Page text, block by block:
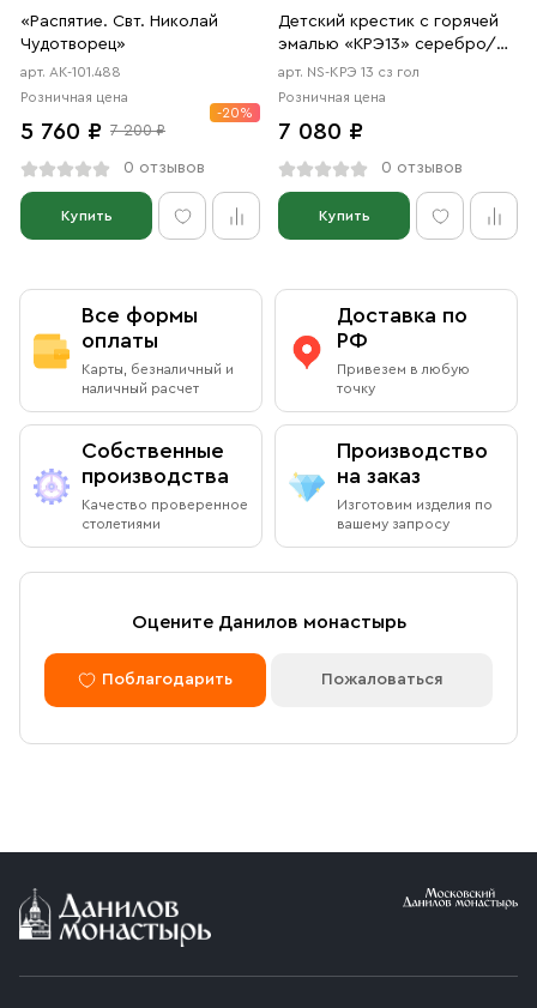
Крест — это главный символ христианской веры, а также
духовное орудие, защищающее от сил зла и греха.
Оградительная сила креста подчеркивается словами
краткой молитвы на обороте «Господи, спаси и сохрани мя
Размер: 2,95x1,55x0,2
«Распятие. Свт. Николай
Чудотворец»
арт. АК-101.488
Розничная цена
5 760 ₽ 7 200 ₽
-20%
0 отзывов
Купить
Детский крестик с горячей
эмалью «КРЭ13» серебро/
позолота
арт. NS-КРЭ 13 сз гол
Розничная цена
7 080 ₽
0 отзывов
Купить
Все формы
оплаты
Карты, безналичный и
наличный расчет
Доставка по
РФ
Привезем в любую
точку
Собственные
производства
Качество проверенное
столетиями
Производство
на заказ
Изготовим изделия по
вашему запросу
Оцените Данилов монастырь
Поблагодарить Пожаловаться